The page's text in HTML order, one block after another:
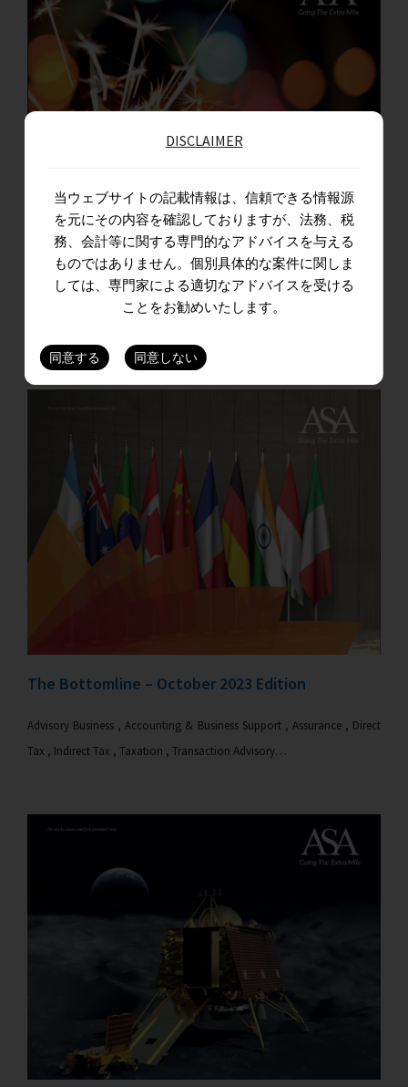
The Bottom Line – November 2023 Edition
A monthly capsule of key regulatory changes in direct & indirect tax,
The Bottomline – October 2023 Edition
Advisory Business , Accounting & Business Support , Assurance , Direct
Tax , Indirect Tax , Taxation , Transaction Advisory…
DISCLAIMER
当ウェブサイトの記載情報は、信頼できる情報源
を元にその内容を確認しておりますが、法務、税
務、会計等に関する専門的なアドバイスを与える
ものではありません。個別具体的な案件に関しま
しては、専門家による適切なアドバイスを受ける
ことをお勧めいたします。